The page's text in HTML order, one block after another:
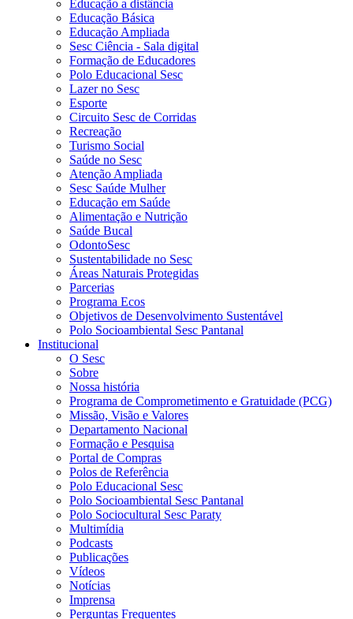
Educação a distância
Educação Básica
Educação Ampliada
Sesc Ciência - Sala digital
Formação de Educadores
Polo Educacional Sesc
Lazer no Sesc
Esporte
Circuito Sesc de Corridas
Recreação
Turismo Social
Saúde no Sesc
Atenção Ampliada
Sesc Saúde Mulher
Educação em Saúde
Alimentação e Nutrição
Saúde Bucal
OdontoSesc
Sustentabilidade no Sesc
Áreas Naturais Protegidas
Parcerias
Programa Ecos
Objetivos de Desenvolvimento Sustentável
Polo Socioambiental Sesc Pantanal
Institucional
O Sesc
Sobre
Nossa história
Programa de Comprometimento e Gratuidade (PCG)
Missão, Visão e Valores
Departamento Nacional
Formação e Pesquisa
Portal de Compras
Polos de Referência
Polo Educacional Sesc
Polo Socioambiental Sesc Pantanal
Polo Sociocultural Sesc Paraty
Multimídia
Podcasts
Publicações
Vídeos
Notícias
Imprensa
Perguntas Frequentes